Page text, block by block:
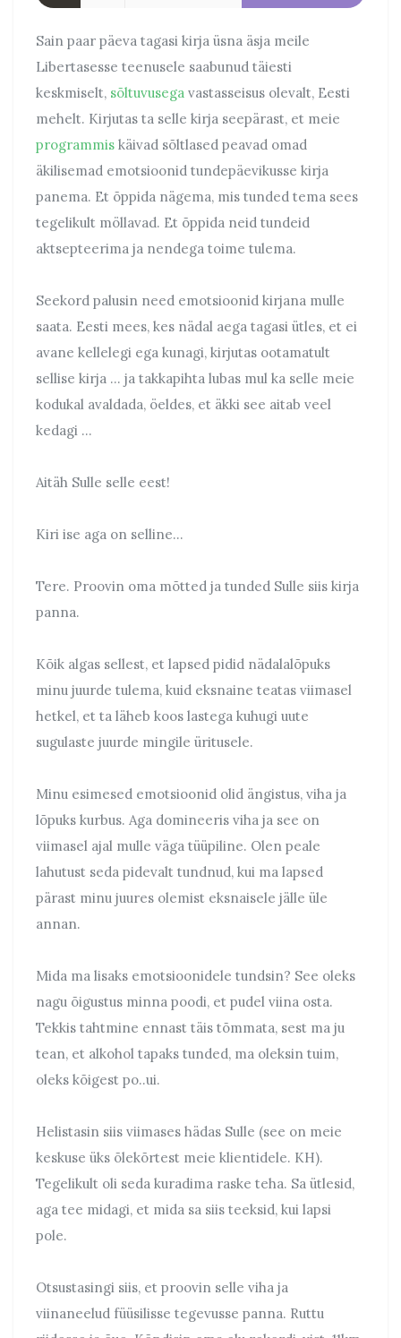
Sain paar päeva tagasi kirja üsna äsja meile
Libertasesse teenusele saabunud täiesti
keskmiselt, sõltuvusega vastasseisus olevalt, Eesti
mehelt. Kirjutas ta selle kirja seepärast, et meie
programmis käivad sõltlased peavad omad
äkilisemad emotsioonid tundepäevikusse kirja
panema. Et õppida nägema, mis tunded tema sees
tegelikult möllavad. Et õppida neid tundeid
aktsepteerima ja nendega toime tulema.
Seekord palusin need emotsioonid kirjana mulle
saata. Eesti mees, kes nädal aega tagasi ütles, et ei
avane kellelegi ega kunagi, kirjutas ootamatult
sellise kirja … ja takkapihta lubas mul ka selle meie
kodukal avaldada, öeldes, et äkki see aitab veel
kedagi …
Aitäh Sulle selle eest!
Kiri ise aga on selline…
Tere. Proovin oma mõtted ja tunded Sulle siis kirja
panna.
Kõik algas sellest, et lapsed pidid nädalalõpuks
minu juurde tulema, kuid eksnaine teatas viimasel
hetkel, et ta läheb koos lastega kuhugi uute
sugulaste juurde mingile üritusele.
Minu esimesed emotsioonid olid ängistus, viha ja
lõpuks kurbus. Aga domineeris viha ja see on
viimasel ajal mulle väga tüüpiline. Olen peale
lahutust seda pidevalt tundnud, kui ma lapsed
pärast minu juures olemist eksnaisele jälle üle
annan.
Mida ma lisaks emotsioonidele tundsin? See oleks
nagu õigustus minna poodi, et pudel viina osta.
Tekkis tahtmine ennast täis tõmmata, sest ma ju
tean, et alkohol tapaks tunded, ma oleksin tuim,
oleks kõigest po..ui.
Helistasin siis viimases hädas Sulle (see on meie
keskuse üks õlekõrtest meie klientidele. KH).
Tegelikult oli seda kuradima raske teha. Sa ütlesid,
aga tee midagi, et mida sa siis teeksid, kui lapsi
pole.
Otsustasingi siis, et proovin selle viha ja
viinaneelud füüsilisse tegevusse panna. Ruttu